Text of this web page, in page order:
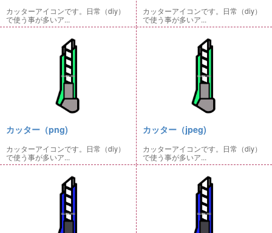
カッターアイコンです。日常（diy）
で使う事が多いア...
カッターアイコンです。日常（diy）
で使う事が多いア...
カッター（png)
カッターアイコンです。日常（diy）
で使う事が多いア...
カッター（jpeg)
カッターアイコンです。日常（diy）
で使う事が多いア...